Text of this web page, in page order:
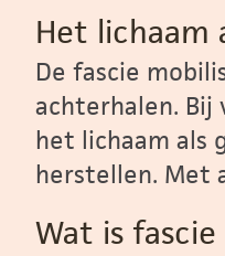
Het lichaam
De fascie
achterhalen. Bij
het lichaam als
herstellen. Met
Wat is